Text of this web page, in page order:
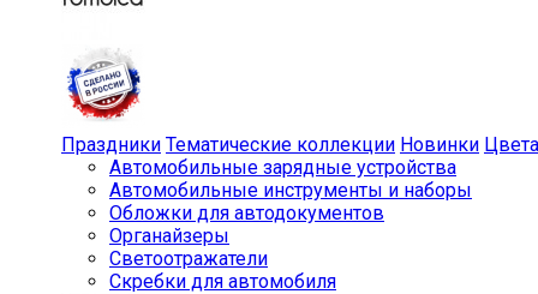
Праздники Тематические коллекции Новинки Цвета
Автомобильные зарядные устройства
Автомобильные инструменты и наборы
Обложки для автодокументов
Органайзеры
Светоотражатели
Скребки для автомобиля